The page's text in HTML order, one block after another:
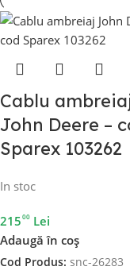
Cablu
John Deere –
Sparex 103262
In stoc
21500 Lei
Adaugă în coș
Cod Produs: snc-26283